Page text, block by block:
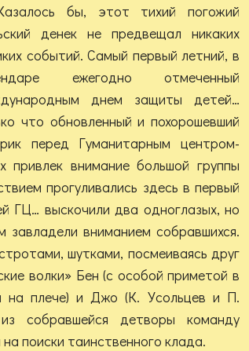
бы, этот тихий погожий
денек не предвещал никаких
событий. Самый первый летний, в
ежегодно отмеченный
днем защиты детей…
что обновленный и похорошевший
перед Гуманитарным центром-
привлек внимание большой группы
прогуливались здесь в первый
ГЦ… выскочили два одноглазых, но
завладели вниманием собравшихся.
шутками, посмеиваясь друг
волки» Бен (с особой приметой в
на плече) и Джо (К. Усольцев и П.
собравшейся детворы команду
поиски таинственного клада.